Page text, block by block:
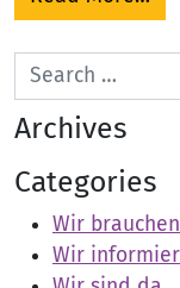
Search for:
Archives
Categories
Wir
Wir